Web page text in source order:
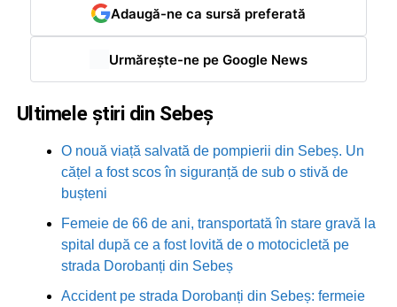
Adaugă-ne ca sursă preferată
Urmărește-ne pe Google News
Ultimele știri din Sebeș
O nouă viață salvată de pompierii din Sebeș. Un
cățel a fost scos în siguranță de sub o stivă de
bușteni
Femeie de 66 de ani, transportată în stare gravă la
spital după ce a fost lovită de o motocicletă pe
strada Dorobanți din Sebeș
Accident pe strada Dorobanți din Sebeș: fermeie